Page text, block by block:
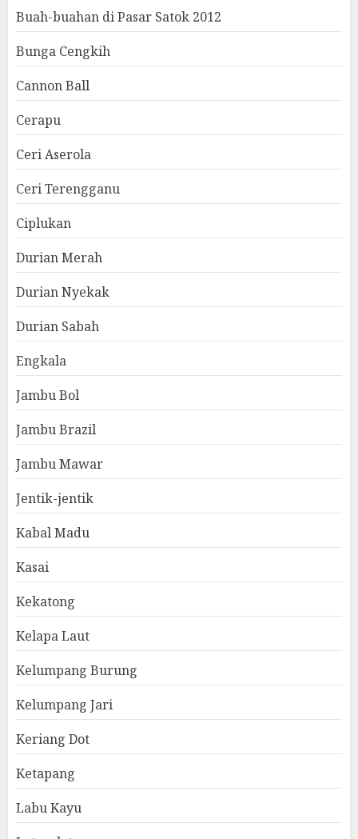
Buah-buahan di Pasar Satok 2012
Bunga Cengkih
Cannon Ball
Cerapu
Ceri Aserola
Ceri Terengganu
Ciplukan
Durian Merah
Durian Nyekak
Durian Sabah
Engkala
Jambu Bol
Jambu Brazil
Jambu Mawar
Jentik-jentik
Kabal Madu
Kasai
Kekatong
Kelapa Laut
Kelumpang Burung
Kelumpang Jari
Keriang Dot
Ketapang
Labu Kayu